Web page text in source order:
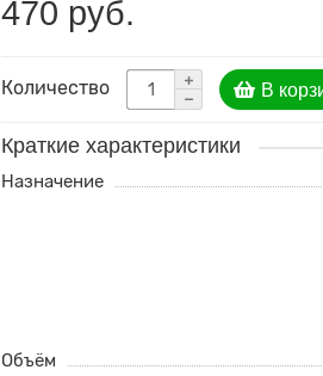
470 руб.
Количество В
Краткие характеристики
Назначение
Объём